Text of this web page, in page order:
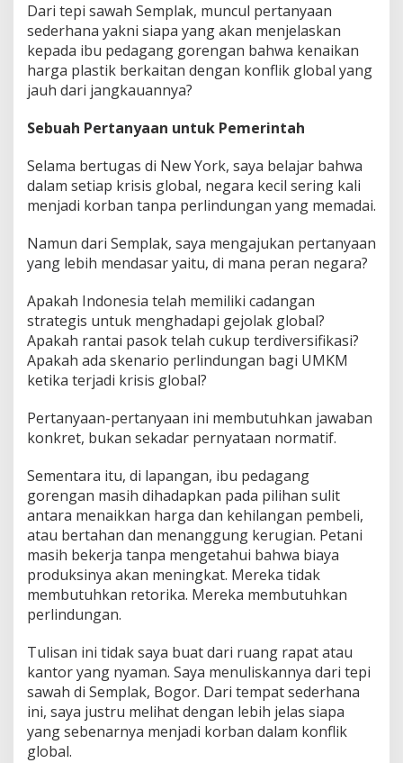
Dari tepi sawah Semplak, muncul pertanyaan
sederhana yakni siapa yang akan menjelaskan
kepada ibu pedagang gorengan bahwa kenaikan
harga plastik berkaitan dengan konflik global yang
jauh dari jangkauannya?
Sebuah Pertanyaan untuk Pemerintah
Selama bertugas di New York, saya belajar bahwa
dalam setiap krisis global, negara kecil sering kali
menjadi korban tanpa perlindungan yang memadai.
Namun dari Semplak, saya mengajukan pertanyaan
yang lebih mendasar yaitu, di mana peran negara?
Apakah Indonesia telah memiliki cadangan
strategis untuk menghadapi gejolak global?
Apakah rantai pasok telah cukup terdiversifikasi?
Apakah ada skenario perlindungan bagi UMKM
ketika terjadi krisis global?
Pertanyaan-pertanyaan ini membutuhkan jawaban
konkret, bukan sekadar pernyataan normatif.
Sementara itu, di lapangan, ibu pedagang
gorengan masih dihadapkan pada pilihan sulit
antara menaikkan harga dan kehilangan pembeli,
atau bertahan dan menanggung kerugian. Petani
masih bekerja tanpa mengetahui bahwa biaya
produksinya akan meningkat. Mereka tidak
membutuhkan retorika. Mereka membutuhkan
perlindungan.
Tulisan ini tidak saya buat dari ruang rapat atau
kantor yang nyaman. Saya menuliskannya dari tepi
sawah di Semplak, Bogor. Dari tempat sederhana
ini, saya justru melihat dengan lebih jelas siapa
yang sebenarnya menjadi korban dalam konflik
global.